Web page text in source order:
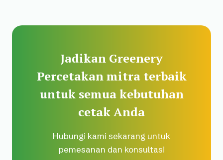
Jadikan Greenery
Percetakan mitra terbaik
untuk semua kebutuhan
cetak Anda
Hubungi kami sekarang untuk
pemesanan dan konsultasi